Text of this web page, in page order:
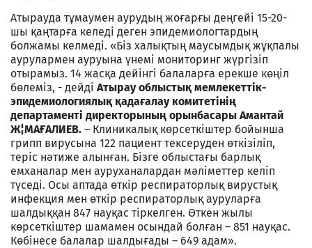
Атырауда тұмаумен аурудың жоғарғы деңгейі 15-20-
шы қаңтарға келеді деген эпидемиологтардың
болжамы келмеді. «Біз халықтың маусымдық жұқпалы
аурулармен ауруына үнемі мониторинг жүргізіп
отырамыз. 14 жасқа дейінгі балаларға ерекше көңіл
бөлеміз, - дейді Атырау облыстық мемлекеттік-
эпидемиологиялық қадағалау комитетінің
департаменті директорының орынбасары Амантай
Ж¦МАҒАЛИЕВ. – Клиникалық көрсеткіштер бойынша
грипп вирусына 122 пациент тексеруден өткізіліп,
теріс нәтиже алынған. Бізге облыстағы барлық
емханалар мен ауруханалардан мәліметтер келіп
түседі. Осы аптада өткір респираторлық вирустық
инфекция мен өткір респираторлық ауруларға
шалдыққан 847 науқас тіркелген. Өткен жылы
көрсеткіштер шамамен осындай болған – 851 науқас.
Көбінесе балалар шалдығады – 649 адам».